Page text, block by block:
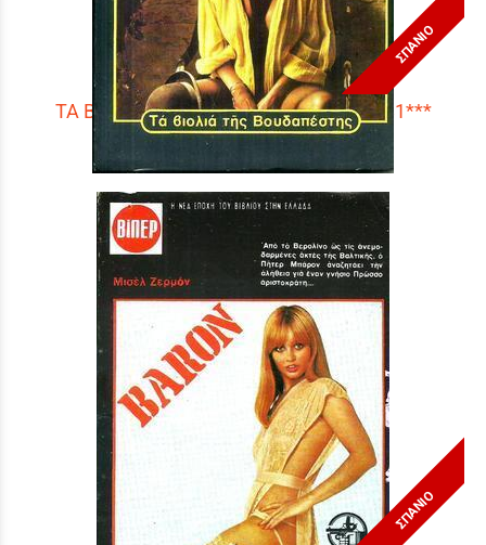
ΣΠΑΝΙΟ
ΤΑ ΒΙΟΛΙΑ ΤΗΣ ΒΟΥΔΑΠΕΣΤΗΣ ΝΟ 1581***
Τιμή: 3,90 €
ΣΠΑΝΙΟ